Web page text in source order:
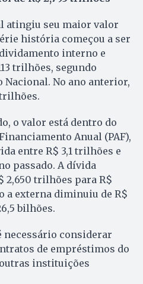
atingiu seu maior valor
história começou a ser
interno e
trilhões, segundo
No ano anterior,
o valor está dentro do
Anual (PAF),
entre R$ 3,1 trilhões e
passado. A dívida
2,650 trilhões para R$
a externa diminuiu de R$
bilhões.
necessário considerar
de empréstimos do
instituições